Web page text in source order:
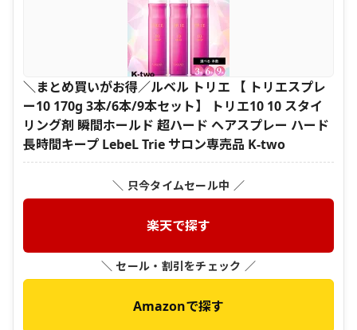
＼まとめ買いがお得／ルベル トリエ 【 トリエスプレ
ー10 170g 3本/6本/9本セット】 トリエ10 10 スタイ
リング剤 瞬間ホールド 超ハード ヘアスプレー ハード
長時間キープ LebeL Trie サロン専売品 K-two
＼ 只今タイムセール中 ／
楽天で探す
＼ セール・割引をチェック ／
Amazonで探す